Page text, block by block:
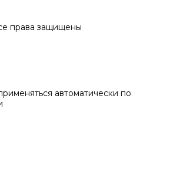
права защищены
автоматически по